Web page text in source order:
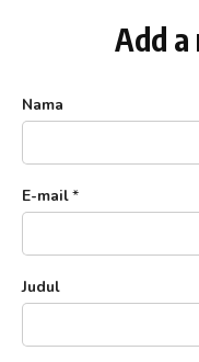
Add a
Nama
E-mail*
Judul